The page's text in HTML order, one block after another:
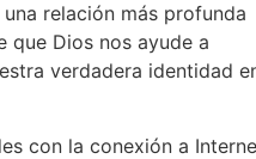
relación más profunda
que Dios nos ayude a
verdadera identidad
con la conexión a